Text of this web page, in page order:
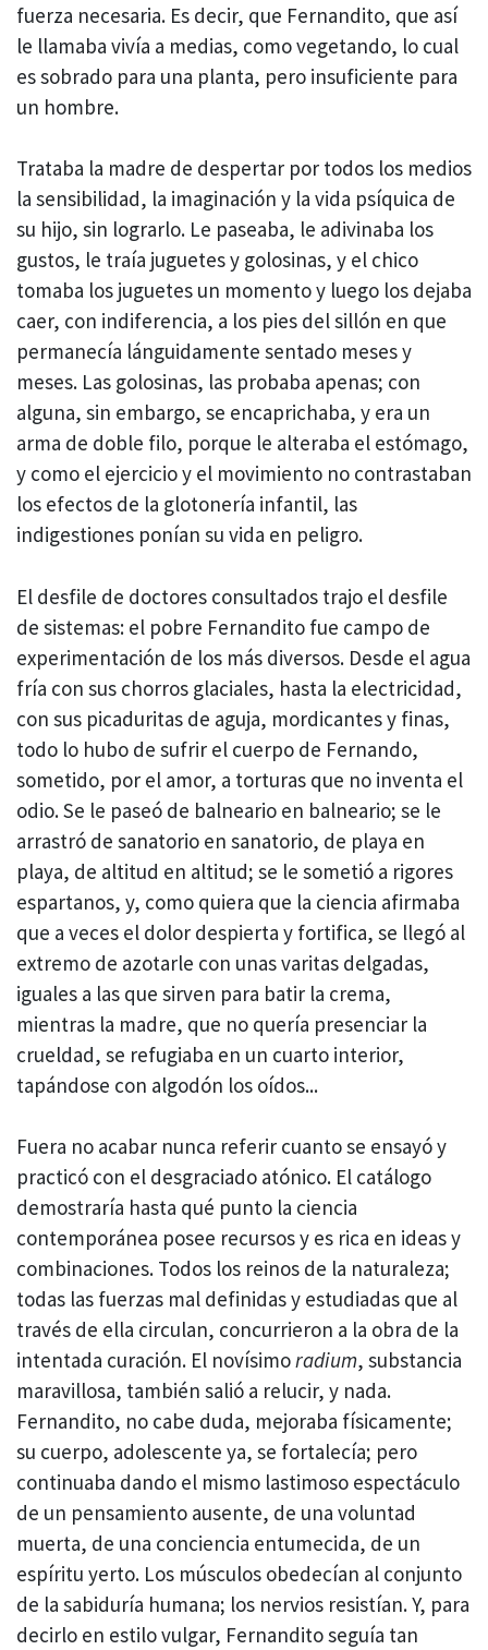
fuerza necesaria. Es decir, que Fernandito, que así
le llamaba vivía a medias, como vegetando, lo cual
es sobrado para una planta, pero insuficiente para
un hombre.
Trataba la madre de despertar por todos los medios
la sensibilidad, la imaginación y la vida psíquica de
su hijo, sin lograrlo. Le paseaba, le adivinaba los
gustos, le traía juguetes y golosinas, y el chico
tomaba los juguetes un momento y luego los dejaba
caer, con indiferencia, a los pies del sillón en que
permanecía lánguidamente sentado meses y
meses. Las golosinas, las probaba apenas; con
alguna, sin embargo, se encaprichaba, y era un
arma de doble filo, porque le alteraba el estómago,
y como el ejercicio y el movimiento no contrastaban
los efectos de la glotonería infantil, las
indigestiones ponían su vida en peligro.
El desfile de doctores consultados trajo el desfile
de sistemas: el pobre Fernandito fue campo de
experimentación de los más diversos. Desde el agua
fría con sus chorros glaciales, hasta la electricidad,
con sus picaduritas de aguja, mordicantes y finas,
todo lo hubo de sufrir el cuerpo de Fernando,
sometido, por el amor, a torturas que no inventa el
odio. Se le paseó de balneario en balneario; se le
arrastró de sanatorio en sanatorio, de playa en
playa, de altitud en altitud; se le sometió a rigores
espartanos, y, como quiera que la ciencia afirmaba
que a veces el dolor despierta y fortifica, se llegó al
extremo de azotarle con unas varitas delgadas,
iguales a las que sirven para batir la crema,
mientras la madre, que no quería presenciar la
crueldad, se refugiaba en un cuarto interior,
tapándose con algodón los oídos...
Fuera no acabar nunca referir cuanto se ensayó y
practicó con el desgraciado atónico. El catálogo
demostraría hasta qué punto la ciencia
contemporánea posee recursos y es rica en ideas y
combinaciones. Todos los reinos de la naturaleza;
todas las fuerzas mal definidas y estudiadas que al
través de ella circulan, concurrieron a la obra de la
intentada curación. El novísimoradium, substancia
maravillosa, también salió a relucir, y nada.
Fernandito, no cabe duda, mejoraba físicamente;
su cuerpo, adolescente ya, se fortalecía; pero
continuaba dando el mismo lastimoso espectáculo
de un pensamiento ausente, de una voluntad
muerta, de una conciencia entumecida, de un
espíritu yerto. Los músculos obedecían al conjunto
de la sabiduría humana; los nervios resistían. Y, para
decirlo en estilo vulgar, Fernandito seguía tan